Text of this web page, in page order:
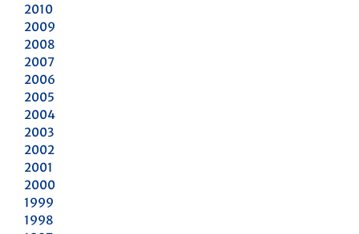
2010
2009
2008
2007
2006
2005
2004
2003
2002
2001
2000
1999
1998